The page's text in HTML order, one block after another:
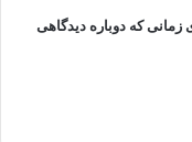
زمانی که دوباره دیدگاهی